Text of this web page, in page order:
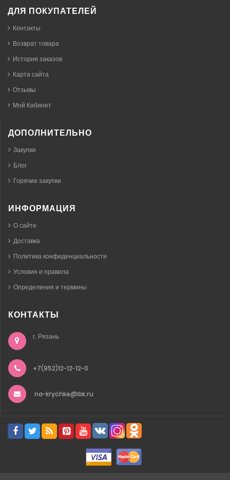
ДЛЯ ПОКУПАТЕЛЕЙ
Контакты
Возврат товара
История заказов
Карта сайта
Отзывы
Мой Кабинет
ДОПОЛНИТЕЛЬНО
Закупки
Блог
Горячие закупки
ИНФОРМАЦИЯ
О сайте
Доставка
Политика конфиденциальности
Условия и правила
Определения и термины
КОНТАКТЫ
г. Рязань
+7(952)12-12-12-0
na-krychke@bk.ru